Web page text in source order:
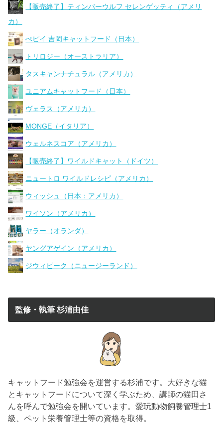
【販売終了】ティンバーウルフ セレンゲッティ（アメリ
カ）
ぺピイ 吉岡キャットフード（日本）
トリロジー（オーストラリア）
タスキャンナチュラル（アメリカ）
ユニアムキャットフード（日本）
ヴェラス（アメリカ）
MONGE（イタリア）
ウェルネスコア（アメリカ）
【販売終了】ワイルドキャット（ドイツ）
ニュートロ ワイルドレシピ（アメリカ）
ウィッシュ（日本：アメリカ）
ワイソン（アメリカ）
ヤラー（オランダ）
ヤングアゲイン（アメリカ）
ジウィピーク（ニュージーランド）
監修・執筆 杉浦由佳
キャットフード勉強会を運営する杉浦です。大好きな猫
とキャットフードについて深く学ぶため、講師の猫田さ
んを呼んで勉強会を開いています。愛玩動物飼養管理士1
級、ペット栄養管理士等の資格を取得。